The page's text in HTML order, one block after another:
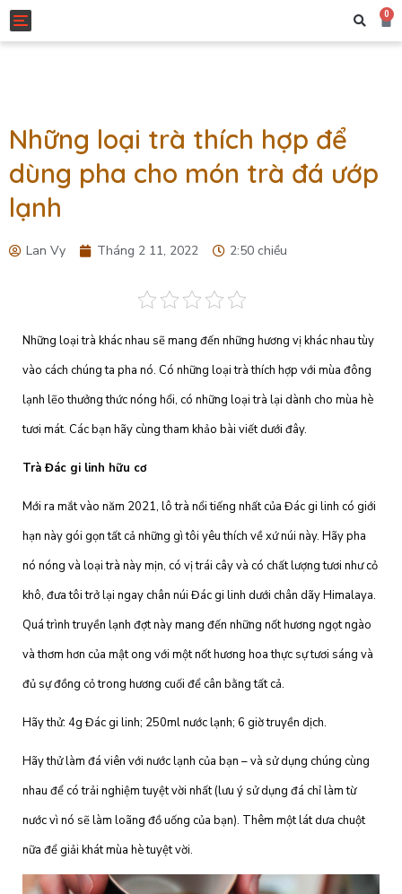
Toggle navigation 0
Những loại trà thích hợp để
dùng pha cho món trà đá ướp
lạnh
Lan Vy Tháng 2 11, 2022 2:50 chiều
Những loại trà khác nhau sẽ mang đến những hương vị khác nhau tùy
vào cách chúng ta pha nó. Có những loại trà thích hợp với mùa đông
lạnh lẽo thưởng thức nóng hổi, có những loại trà lại dành cho mùa hè
tươi mát. Các bạn hãy cùng tham khảo bài viết dưới đây.
Trà Đác gi linh hữu cơ
Mới ra mắt vào năm 2021, lô trà nổi tiếng nhất của Đác gi linh có giới
hạn này gói gọn tất cả những gì tôi yêu thích về xứ núi này. Hãy pha
nó nóng và loại trà này mịn, có vị trái cây và có chất lượng tươi như cỏ
khô, đưa tôi trở lại ngay chân núi Đác gi linh dưới chân dãy Himalaya.
Quá trình truyền lạnh đợt này mang đến những nốt hương ngọt ngào
và thơm hơn của mật ong với một nốt hương hoa thực sự tươi sáng và
đủ sự đồng cỏ trong hương cuối để cân bằng tất cả.
Hãy thử: 4g Đác gi linh; 250ml nước lạnh; 6 giờ truyền dịch.
Hãy thử làm đá viên với nước lạnh của bạn – và sử dụng chúng cùng
nhau để có trải nghiệm tuyệt vời nhất (lưu ý sử dụng đá chỉ làm từ
nước vì nó sẽ làm loãng đồ uống của bạn). Thêm một lát dưa chuột
nữa để giải khát mùa hè tuyệt vời.